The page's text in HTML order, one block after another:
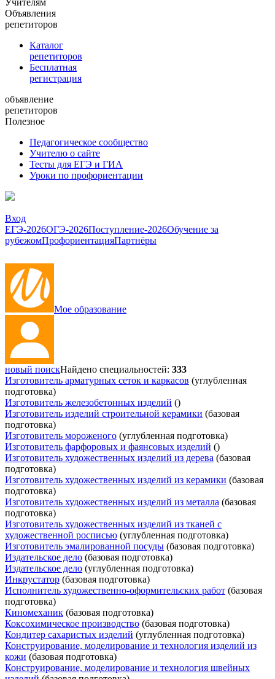
Объявления
репетиторов
Каталог
репетиторов
Бесплатная
регистрация
объявление
репетиторов
Полезное
Педагогическое сообщество
Учителю о сайте
Тесты для ЕГЭ и ГИА
Уроки по профориентации
Вход
ЕГЭ-2026ОГЭ-2026Поступление-2026Обучение за
рубежомПрофориентацияПартнёры
Мое образование
новый поискНайдено специальностей: 333
Изготовитель арматурных сеток и каркасов (углубленная
подготовка)
Изготовитель железобетонных изделий ()
Изготовитель изделий строительной керамики (базовая
подготовка)
Изготовитель мороженого (углубленная подготовка)
Изготовитель фарфоровых и фаянсовых изделий ()
Изготовитель художественных изделий из дерева (базовая
подготовка)
Изготовитель художественных изделий из керамики (базовая
подготовка)
Изготовитель художественных изделий из металла (базовая
подготовка)
Изготовитель художественных изделий из тканей с
художественной росписью (углубленная подготовка)
Изготовитель эмалированной посуды (базовая подготовка)
Издательское дело (базовая подготовка)
Издательское дело (углубленная подготовка)
Инкрустатор (базовая подготовка)
Исполнитель художественно-оформительских работ (базовая
подготовка)
Киномеханик (базовая подготовка)
Коксохимическое производство (базовая подготовка)
Кондитер сахаристых изделий (углубленная подготовка)
Конструирование, моделирование и технология изделий из
кожи (базовая подготовка)
Конструирование, моделирование и технология швейных